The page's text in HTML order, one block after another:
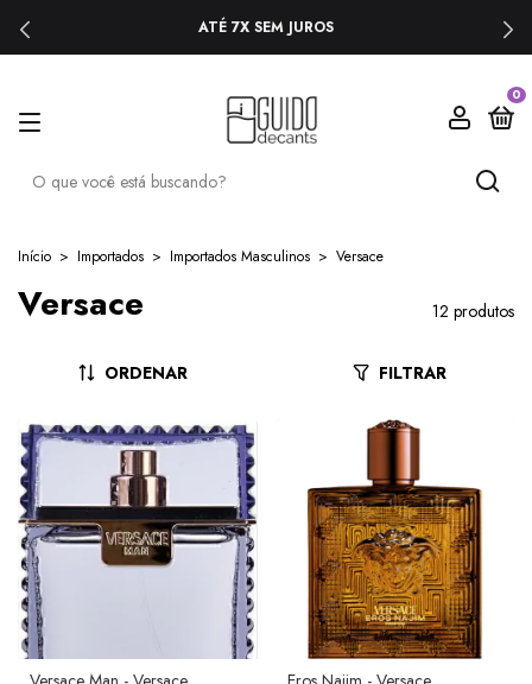
ATÉ 7X SEM JUROS
0
Início > Importados > Importados Masculinos > Versace
Versace 12 produtos
ORDENAR FILTRAR